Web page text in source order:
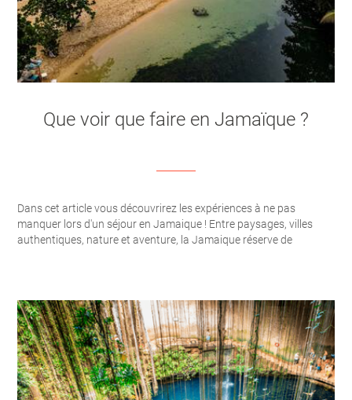
Que voir que faire en Jamaïque ?
Dans cet article vous découvrirez les expériences à ne pas
manquer lors d'un séjour en Jamaique ! Entre paysages, villes
authentiques, nature et aventure, la Jamaique réserve de